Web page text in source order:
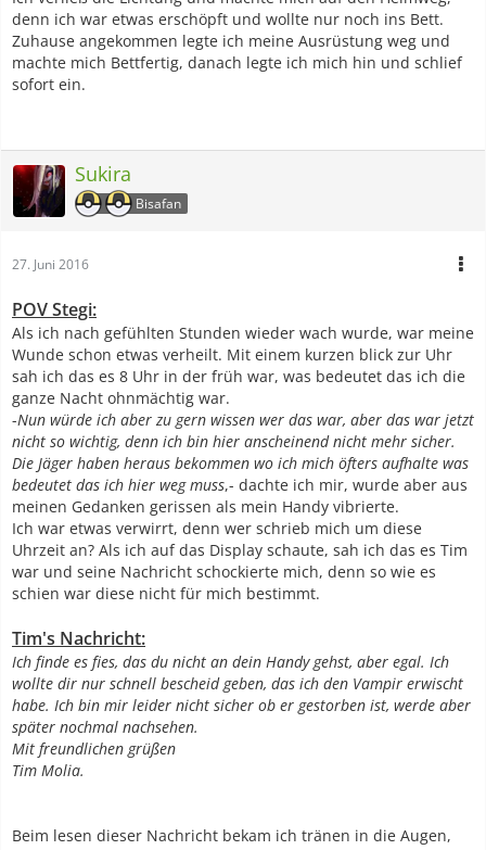
denn ich war etwas erschöpft und wollte nur noch ins Bett.
Zuhause angekommen legte ich meine Ausrüstung weg und
machte mich Bettfertig, danach legte ich mich hin und schlief
sofort ein.
Sukira
Bisafan
27. Juni 2016
POV Stegi:
Als ich nach gefühlten Stunden wieder wach wurde, war meine
Wunde schon etwas verheilt. Mit einem kurzen blick zur Uhr
sah ich das es 8 Uhr in der früh war, was bedeutet das ich die
ganze Nacht ohnmächtig war.
-Nun würde ich aber zu gern wissen wer das war, aber das war jetzt
nicht so wichtig, denn ich bin hier anscheinend nicht mehr sicher.
Die Jäger haben heraus bekommen wo ich mich öfters aufhalte was
bedeutet das ich hier weg muss,- dachte ich mir, wurde aber aus
meinen Gedanken gerissen als mein Handy vibrierte.
Ich war etwas verwirrt, denn wer schrieb mich um diese
Uhrzeit an? Als ich auf das Display schaute, sah ich das es Tim
war und seine Nachricht schockierte mich, denn so wie es
schien war diese nicht für mich bestimmt.
Tim's Nachricht:
Ich finde es fies, das du nicht an dein Handy gehst, aber egal. Ich
wollte dir nur schnell bescheid geben, das ich den Vampir erwischt
habe. Ich bin mir leider nicht sicher ob er gestorben ist, werde aber
später nochmal nachsehen.
Mit freundlichen grüßen
Tim Molia.
Beim lesen dieser Nachricht bekam ich tränen in die Augen,